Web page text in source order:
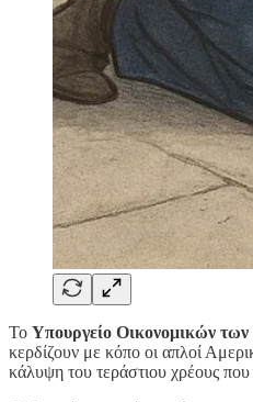
Το Υπουργείο Οικονομικών
κερδίζουν με κόπο οι απλοί
κάλυψη του τεράστιου χρέους που